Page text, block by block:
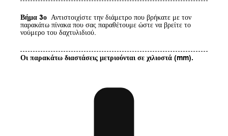
Βήμα 3ο Αντιστοιχίστε την διάμετρο που βρήκατε με τον
παρακάτω πίνακα που σας παραθέτουμε ώστε να βρείτε το
νούμερο του δαχτυλιδιού.
Οι παρακάτω διαστάσεις μετριούνται σε χιλιοστά (mm).